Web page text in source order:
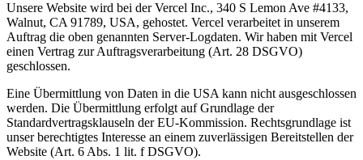
Unsere Website wird bei der Vercel Inc., 340 S Lemon Ave #4133,
Walnut, CA 91789, USA, gehostet. Vercel verarbeitet in unserem
Auftrag die oben genannten Server-Logdaten. Wir haben mit Vercel
einen Vertrag zur Auftragsverarbeitung (Art. 28 DSGVO)
geschlossen.
Eine Übermittlung von Daten in die USA kann nicht ausgeschlossen
werden. Die Übermittlung erfolgt auf Grundlage der
Standardvertragsklauseln der EU-Kommission. Rechtsgrundlage ist
unser berechtigtes Interesse an einem zuverlässigen Bereitstellen der
Website (Art. 6 Abs. 1 lit. f DSGVO).